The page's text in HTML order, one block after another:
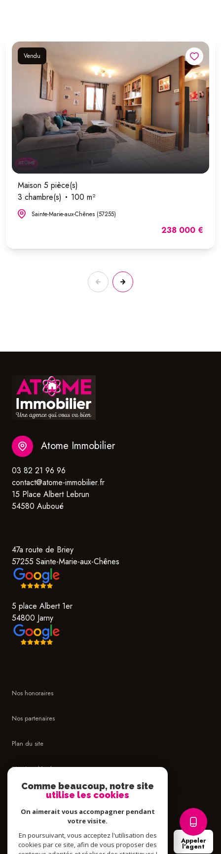
Appeler
l'agent
Vendu
Maison 5 pièce(s)
3 chambre(s)
100 m²
Sainte-Marie-aux-Chênes (57255)
238 000 €
Atome Immobilier
03 82 21 96 96
contact@atome-immobilier.fr
15 Place Albert Lebrun
54580 Auboué
47a route de Briey
57255 Sainte-Marie-aux-Chênes
5 place Albert 1er
54800 Jarny
Nos honoraires
Nos partenaires
Plan du site
Mentions légales
Cookies
Comme beaucoup, notre site
utilise les cookies
On aimerait vous accompagner pendant
votre visite.
En poursuivant, vous acceptez l'utilisation des
cookies par ce site, afin de vous proposer des